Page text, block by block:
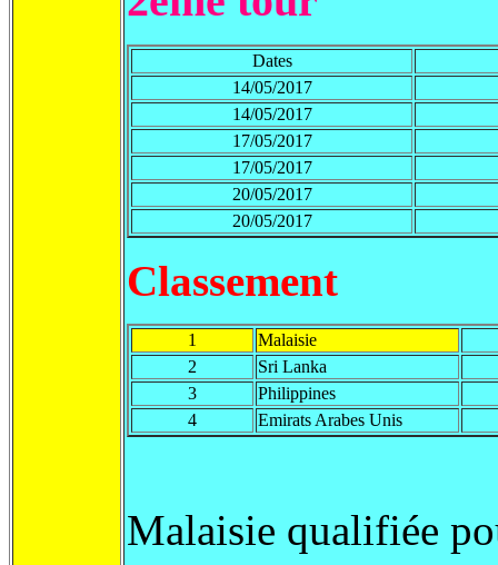
Dates
14/05/2017
14/05/2017
17/05/2017
17/05/2017
20/05/2017
20/05/2017
Classement
1
Malaisie
2
Sri Lanka
3
Philippines
4
Emirats Arabes Unis
Malaisie qualifiée